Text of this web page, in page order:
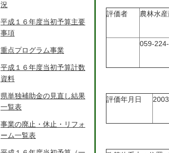
評価者 農林水
059-
評価年月日
況
平成１６年度当初予算主要
事項
重点プログラム事業
平成１６年度当初予算計数
資料
県単独補助金の見直し結果
一覧表
事業の廃止・休止・リフォ
ーム一覧表